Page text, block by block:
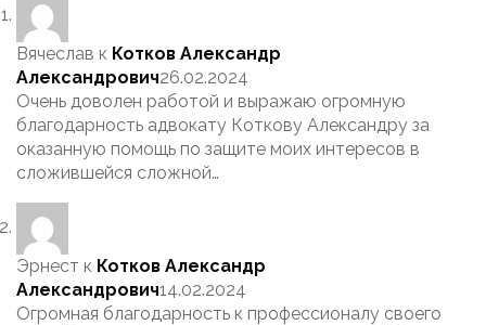
Вячеслав к Котков Александр
Александрович26.02.2024
Очень доволен работой и выражаю огромную
благодарность адвокату Коткову Александру за
оказанную помощь по защите моих интересов в
сложившейся сложной…
Эрнест к Котков Александр
Александрович14.02.2024
Огромная благодарность к профессионалу своего